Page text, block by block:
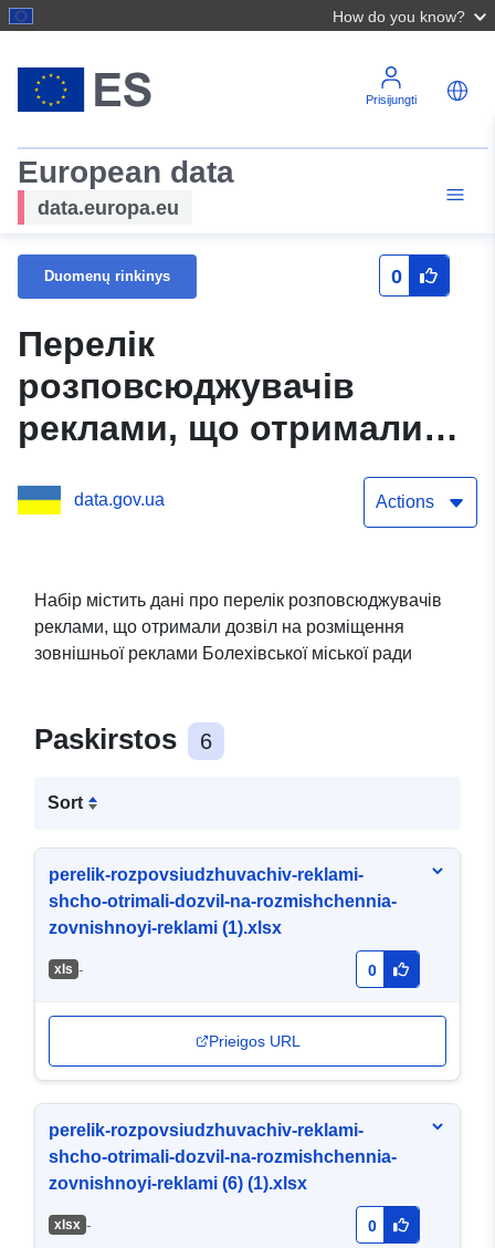
How do you know?
Prisijungti
European data
data.europa.eu
Duomenų rinkinys 0
Перелік
розповсюджувачів
реклами, що отримали
дозвіл на розміщення
зовнішньої реклами
data.gov.ua Actions
Набір містить дані про перелік розповсюджувачів
реклами, що отримали дозвіл на розміщення
зовнішньої реклами Болехівської міської ради
Paskirstos 6
Sort
perelik-rozpovsiudzhuvachiv-reklami-
shcho-otrimali-dozvil-na-rozmishchennia-
zovnishnoyi-reklami (1).xlsx
хls - 0
Prieigos URL
perelik-rozpovsiudzhuvachiv-reklami-
shcho-otrimali-dozvil-na-rozmishchennia-
zovnishnoyi-reklami (6) (1).xlsx
хlsx - 0